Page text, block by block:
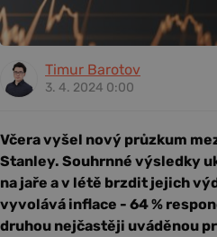
Timur Barotov
3. 4. 2024 0:00
Včera vyšel nový průzkum
Stanley. Souhrnné výsledky
na jaře a v létě brzdit jejich
vyvolává inflace - 64 %
druhou nejčastěji uváděnou